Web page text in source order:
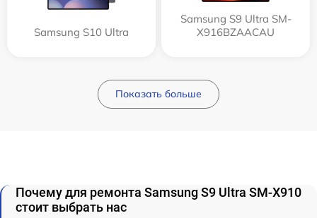
Samsung S10 Ultra
Samsung S9 Ultra SM-
X916BZAACAU
Показать больше
Почему для ремонта Samsung S9 Ultra SM-X910
стоит выбрать нас